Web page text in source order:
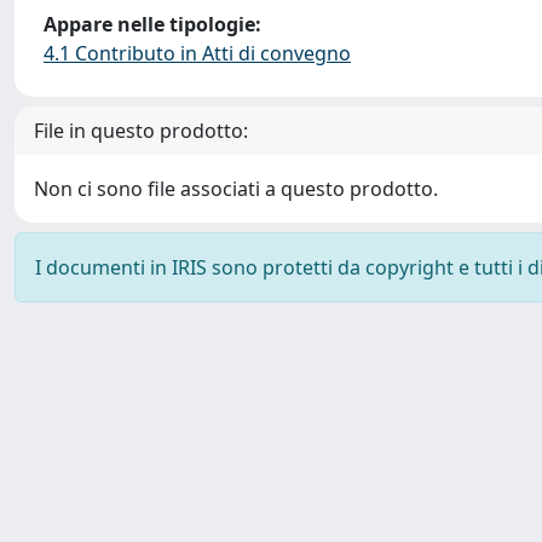
Appare nelle tipologie:
4.1 Contributo in Atti di convegno
File in questo prodotto:
Non ci sono file associati a questo prodotto.
I documenti in IRIS sono protetti da copyright e tutti i